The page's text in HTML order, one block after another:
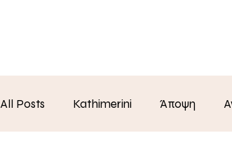
All Posts Kathimerini Άποψη